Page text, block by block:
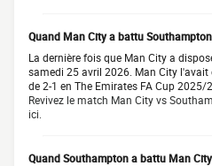
Quand Man City a battu
La dernière fois que Man City a
samedi 25 avril 2026. Man City
de 2-1 en The Emirates FA Cup 2025/
Revivez le match Man City vs
ici.
Quand Southampton a battu Man